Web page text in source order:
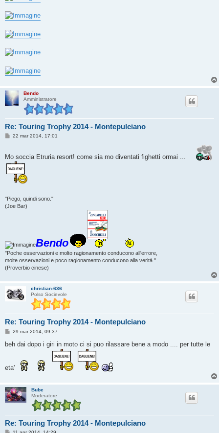
s
g
g
o
Bendo
Amministratore
Re: Touring Trophy 2014 - Montepulciano
M
a
g
g
22 mar 2014, 17:01
Mo soccia Etruria resort! come sia mo diventati fighetti ormai ...
"Piego, quindi sono."
(Joe Bar)
Bendo
"Poche osservazioni e molto ragionamento conducono all'errore,
molte osservazioni e poco ragionamento conducono alla verità."
(Proverbio cinese)
christian-636
Polso Socievole
Re: Touring Trophy 2014 - Montepulciano
M
s
g
29 mar 2014, 09:37
beh dai dopo i giri in moto ci si puo rilassare bene a modo .... per tutte le
eta'
Bube
Moderatore
Re: Touring Trophy 2014 - Montepulciano
M